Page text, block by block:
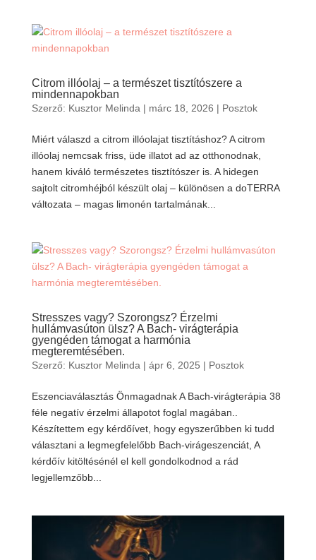
Citrom illóolaj – a természet tisztítószere a
mindennapokban
Szerző: Kusztor Melinda | márc 18, 2026 | Posztok
Miért válaszd a citrom illóolajat tisztításhoz? A citrom
illóolaj nemcsak friss, üde illatot ad az otthonodnak,
hanem kiváló természetes tisztítószer is. A hidegen
sajtolt citromhéjból készült olaj – különösen a doTERRA
változata – magas limonén tartalmának...
Stresszes vagy? Szorongsz? Érzelmi
hullámvasúton ülsz? A Bach- virágterápia
gyengéden támogat a harmónia
megteremtésében.
Szerző: Kusztor Melinda | ápr 6, 2025 | Posztok
Eszenciaválasztás Önmagadnak A Bach-virágterápia 38
féle negatív érzelmi állapotot foglal magában..
Készítettem egy kérdőívet, hogy egyszerűbben ki tudd
választani a legmegfelelőbb Bach-virágeszenciát, A
kérdőív kitöltésénél el kell gondolkodnod a rád
legjellemzőbb...